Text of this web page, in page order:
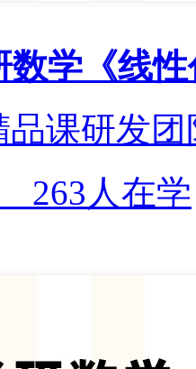
数学《线
品课研发团
263人在学